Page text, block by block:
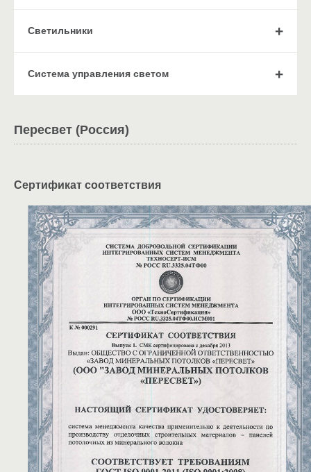
Cветильники
Система управления светом
Пересвет (Россия)
Сертификат соответствия